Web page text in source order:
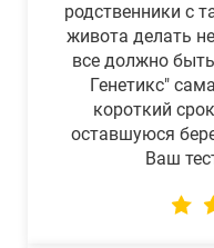
родственники с
живота делать
все должно
Генетикс"
короткий
оставшуюся
Ваш